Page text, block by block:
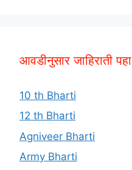
आवडीनुसार जाहिराती पहा
10 th Bharti
12 th Bharti
Agniveer Bharti
Army Bharti